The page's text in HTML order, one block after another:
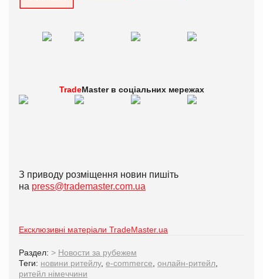
TradeMaster в соціальних мережах
З приводу розміщення новин пишіть
на press@trademaster.com.ua
Ексклюзивні матеріали TradeMaster.ua
Раздел: > Новости за рубежем
Теги: новини ритейлу, e-commerce онлайн-ритейл
ритейл німеччини